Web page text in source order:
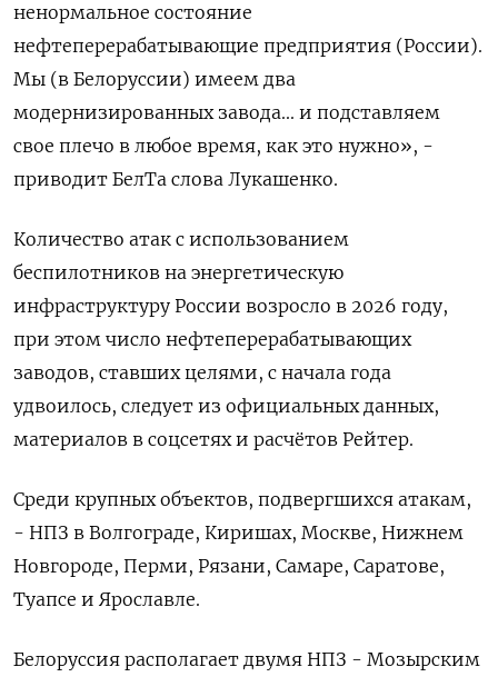
ненормальное состояние
нефтеперерабатывающие предприятия (России).
Мы (в Белоруссии) имеем два
модернизированных завода... и ​подставляем
свое плечо ​в любое время, ​как это нужно», -
⁠приводит БелТа слова Лукашенко.
Количество атак ‌с использованием
беспилотников на энергетическую
‌инфраструктуру России возросло в 2026 году,
при этом число нефтеперерабатывающих
заводов, ​ставших целями, с начала года
удвоилось, следует из ‌официальных данных,
материалов в соцсетях и расчётов Рейтер.
Среди ​крупных объектов, подвергшихся атакам,
- НПЗ в Волгограде, Киришах, Москве, ‌Нижнем
Новгороде, Перми, Рязани, Самаре, Саратове,
Туапсе и Ярославле.
Белоруссия располагает двумя НПЗ - Мозырским